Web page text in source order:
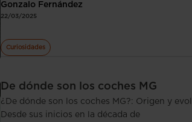
Gonzalo Fernández
22/03/2025
Curiosidades
De dónde son los coches MG
¿De dónde son los coches MG?: Origen y
Desde sus inicios en la década de